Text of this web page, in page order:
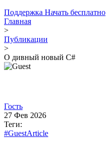
Поддержка Начать бесплатно
Главная
>
Публикации
>
О дивный новый C#
Гость
27 Фев 2026
Теги:
#GuestArticle